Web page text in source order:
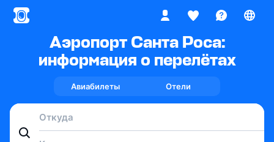
Аэропорт Санта Роса:
информация о перелётах
Авиабилеты Отели